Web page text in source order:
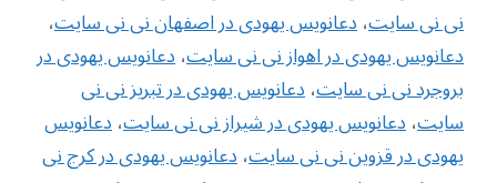
نی نی سایت،دعانویس یهودی در اصفهان نی نی سایت،
دعانویس یهودی در اهواز نی نی سایت،دعانویس یهودی در
بروجرد نی نی سایت،دعانویس یهودی در تبریز نی نی
سایت،دعانویس یهودی در شیراز نی نی سایت،دعانویس
یهودی در قزوین نی نی سایت،دعانویس یهودی در کرج نی